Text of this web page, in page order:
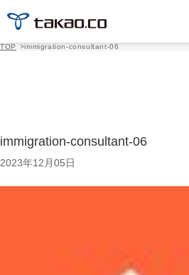
TOP >immigration-consultant-06
immigration-consultant-06
2023年12月05日